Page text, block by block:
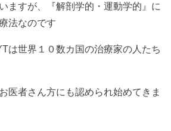
ますが、『解剖学的・運動学的』に
法なのです
は世界１０数カ国の治療家の人たち
医者さん方にも認められ始めてきま